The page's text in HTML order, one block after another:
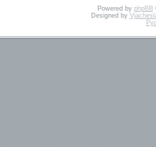
Powered by phpBB
Designed by